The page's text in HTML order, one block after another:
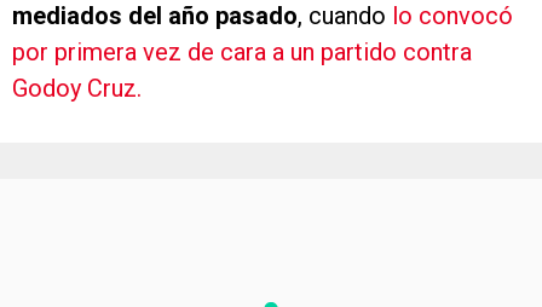
mediados del año pasado, cuando lo convocó
por primera vez de cara a un partido contra
Godoy Cruz.